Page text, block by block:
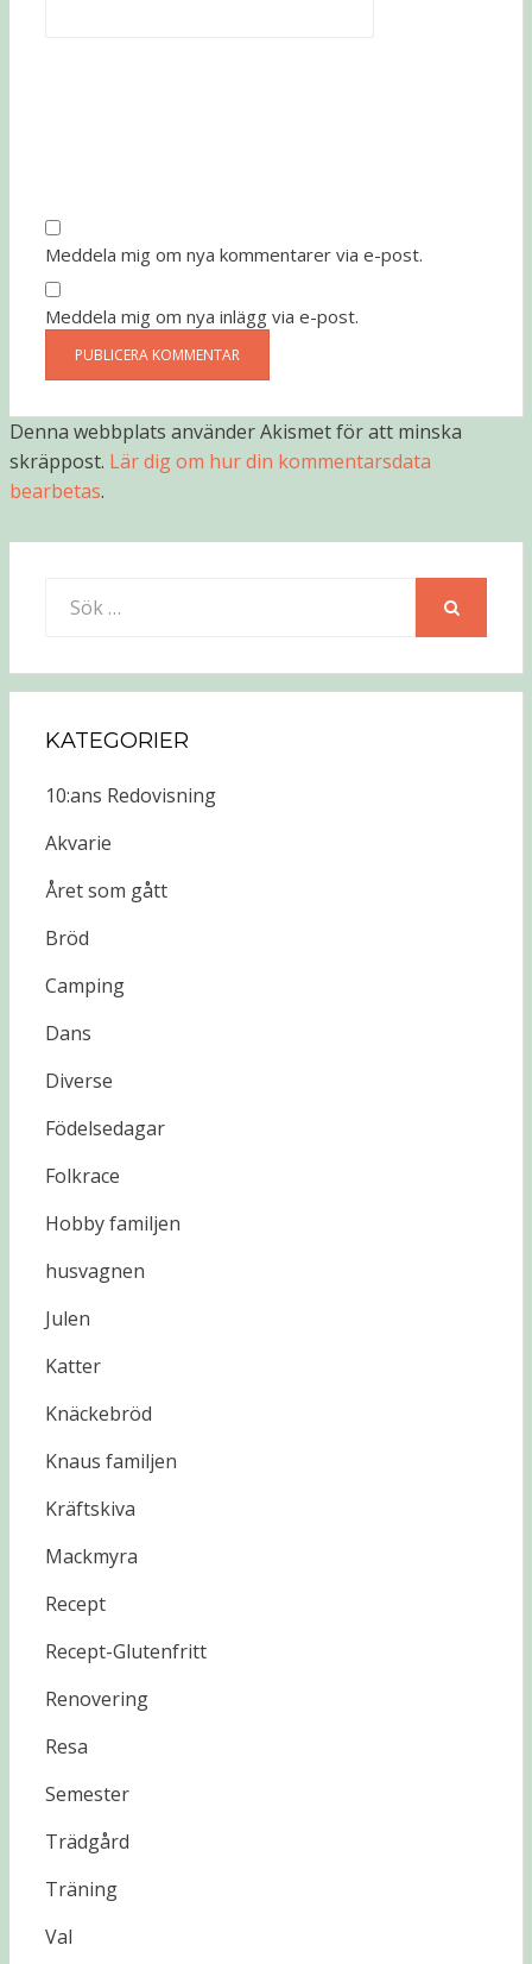
Meddela mig om nya kommentarer via e-post.
Meddela mig om nya inlägg via e-post.
Denna webbplats använder Akismet för att minska
skräppost. Lär dig om hur din kommentarsdata
bearbetas.
efter:
KATEGORIER
10:ans Redovisning
Akvarie
Året som gått
Bröd
Camping
Dans
Diverse
Födelsedagar
Folkrace
Hobby familjen
husvagnen
Julen
Katter
Knäckebröd
Knaus familjen
Kräftskiva
Mackmyra
Recept
Recept-Glutenfritt
Renovering
Resa
Semester
Trädgård
Träning
Val